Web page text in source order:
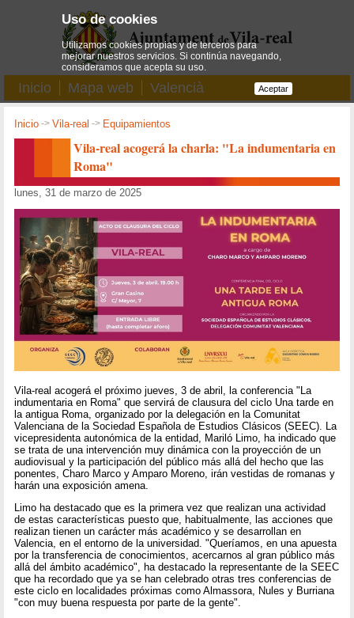
Inicio Mapa web Valencià
Inicio ->Vila-real -> Equipamientos
Vila-real acogerá la charla: "La indumentaria en
Roma"
lunes, 31 de marzo de 2025
Vila-real acogerá el próximo jueves, 3 de abril, la conferencia "La
indumentaria en Roma" que servirá de clausura del ciclo Una tarde en
la antigua Roma, organizado por la delegación en la Comunitat
Valenciana de la Sociedad Española de Estudios Clásicos (SEEC). La
vicepresidenta autonómica de la entidad, Mariló Limo, ha indicado que
se trata de una intervención muy dinámica con la proyección de un
audiovisual y la participación del público más allá del hecho que las
ponentes, Charo Marco y Amparo Moreno, irán vestidas de romanas y
harán una exposición amena.
Limo ha destacado que es la primera vez que realizan una actividad
de estas características puesto que, habitualmente, las acciones que
realizan tienen un carácter más académico y se desarrollan en
Valencia, en el entorno de la universidad. "Queríamos, en una apuesta
por la transferencia de conocimientos, acercarnos al gran público más
allá del ámbito académico", ha destacado la representante de la SEEC
que ha recordado que ya se han celebrado otras tres conferencias de
este ciclo en localidades próximas como Almassora, Nules y Burriana
"con muy buena respuesta por parte de la gente".
Uso de cookies
Utilizamos cookies propias y de terceros para
mejorar nuestros servicios. Si continúa navegando,
consideramos que acepta su uso.
Aceptar